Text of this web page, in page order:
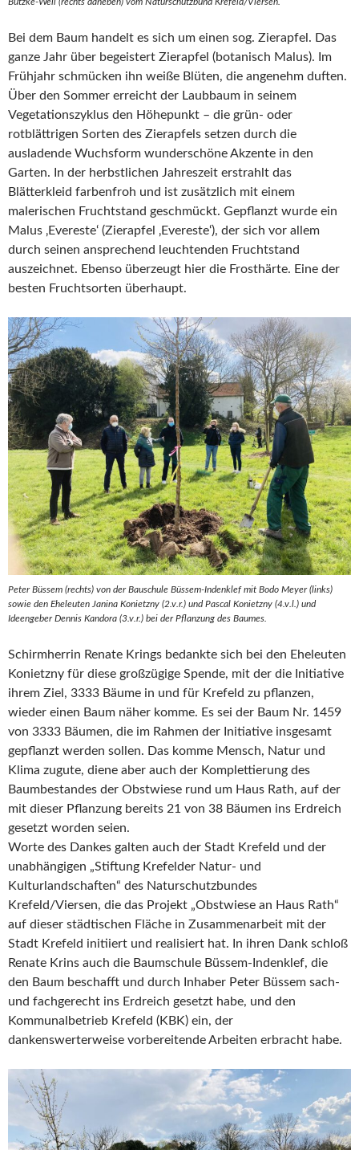
Bei dem Baum handelt es sich um einen sog. Zierapfel. Das
ganze Jahr über begeistert Zierapfel (botanisch Malus). Im
Frühjahr schmücken ihn weiße Blüten, die angenehm duften.
Über den Sommer erreicht der Laubbaum in seinem
Vegetationszyklus den Höhepunkt – die grün- oder
rotblättrigen Sorten des Zierapfels setzen durch die
ausladende Wuchsform wunderschöne Akzente in den
Garten. In der herbstlichen Jahreszeit erstrahlt das
Blätterkleid farbenfroh und ist zusätzlich mit einem
malerischen Fruchtstand geschmückt. Gepflanzt wurde ein
Malus ‚Evereste‘ (Zierapfel ‚Evereste‘), der sich vor allem
durch seinen ansprechend leuchtenden Fruchtstand
auszeichnet. Ebenso überzeugt hier die Frosthärte. Eine der
besten Fruchtsorten überhaupt.
Peter Büssem (rechts) von der Bauschule Büssem-Indenklef mit Bodo Meyer (links)
sowie den Eheleuten Janina Konietzny (2.v.r.) und Pascal Konietzny (4.v.l.) und
Ideengeber Dennis Kandora (3.v.r.) bei der Pflanzung des Baumes.
Schirmherrin Renate Krings bedankte sich bei den Eheleuten
Konietzny für diese großzügige Spende, mit der die Initiative
ihrem Ziel, 3333 Bäume in und für Krefeld zu pflanzen,
wieder einen Baum näher komme. Es sei der Baum Nr. 1459
von 3333 Bäumen, die im Rahmen der Initiative insgesamt
gepflanzt werden sollen. Das komme Mensch, Natur und
Klima zugute, diene aber auch der Komplettierung des
Baumbestandes der Obstwiese rund um Haus Rath, auf der
mit dieser Pflanzung bereits 21 von 38 Bäumen ins Erdreich
gesetzt worden seien.
Worte des Dankes galten auch der Stadt Krefeld und der
unabhängigen „Stiftung Krefelder Natur- und
Kulturlandschaften“ des Naturschutzbundes
Krefeld/Viersen, die das Projekt „Obstwiese an Haus Rath“
auf dieser städtischen Fläche in Zusammenarbeit mit der
Stadt Krefeld initiiert und realisiert hat. In ihren Dank schloß
Renate Krins auch die Baumschule Büssem-Indenklef, die
den Baum beschafft und durch Inhaber Peter Büssem sach-
und fachgerecht ins Erdreich gesetzt habe, und den
Kommunalbetrieb Krefeld (KBK) ein, der
dankenswerterweise vorbereitende Arbeiten erbracht habe.